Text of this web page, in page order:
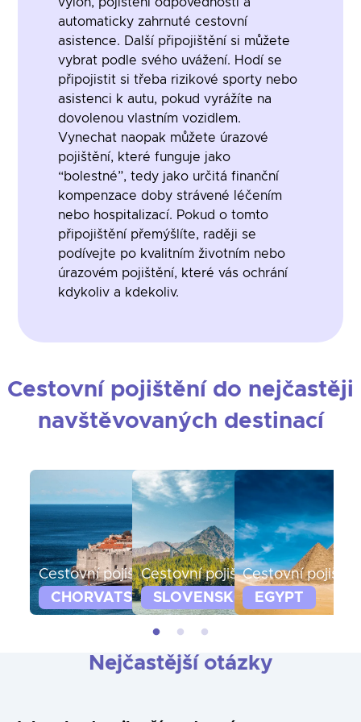
automaticky zahrnuté cestovní
asistence. Další připojištění si můžete
vybrat podle svého uvážení. Hodí se
připojistit si třeba rizikové sporty nebo
asistenci k autu, pokud vyrážíte na
dovolenou vlastním vozidlem.
Vynechat naopak můžete úrazové
pojištění, které funguje jako
“bolestné”, tedy jako určitá finanční
kompenzace doby strávené léčením
nebo hospitalizací. Pokud o tomto
připojištění přemýšlíte, raději se
podívejte po kvalitním životním nebo
úrazovém pojištění, které vás ochrání
kdykoliv a kdekoliv.
Cestovní pojištění do nejčastěji
navštěvovaných destinací
Cestovní pojištění
CHORVATSKO
Cestovní pojištění
SLOVENSKO
Cestovní
EGYPT
Nejčastější otázky